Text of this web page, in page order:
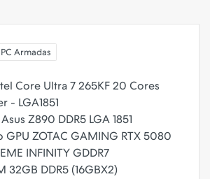
PC Armadas
Core Ultra 7 265KF 20 Cores
- LGA1851
Z890 DDR5 LGA 1851
GPU ZOTAC GAMING RTX 5080
INFINITY GDDR7
32GB DDR5 (16GBX2)